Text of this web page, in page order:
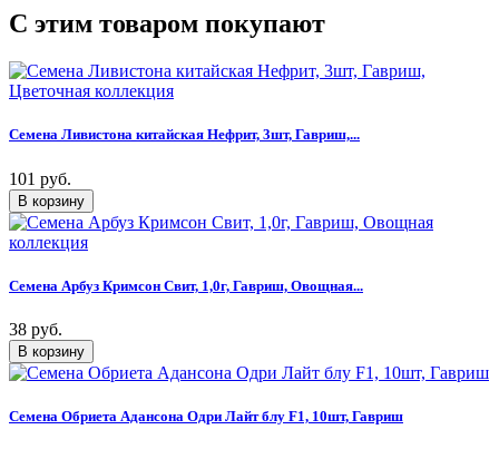
C этим товаром покупают
Семена Ливистона китайская Нефрит, 3шт, Гавриш,...
101 руб.
Семена Арбуз Кримсон Свит, 1,0г, Гавриш, Овощная...
38 руб.
Семена Обриета Адансона Одри Лайт блу F1, 10шт, Гавриш